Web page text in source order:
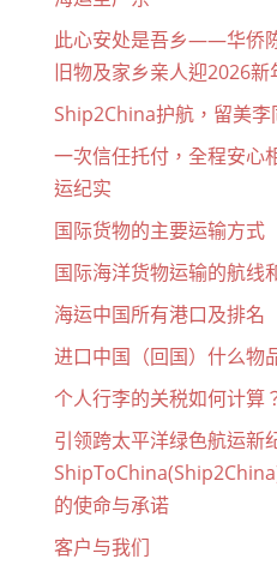
此心安处是吾乡——华侨
旧物及家乡亲人迎2026新
Ship2China护航，留美
一次信任托付，全程安
运纪实
国际货物的主要运输方式
国际海洋货物运输的航线
海运中国所有港口及排名
进口中国（回国）什么物
个人行李的关税如何计算
引领跨太平洋绿色航运新
的使命与承诺
客户与我们